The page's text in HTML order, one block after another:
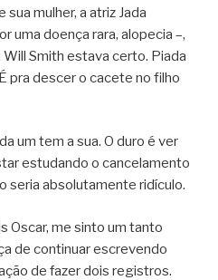
mulher, a atriz Jada
uma doença rara, alopecia –,
Smith estava certo. Piada
pra descer o cacete no filho
um tem a sua. O duro é ver
estudando o cancelamento
seria absolutamente ridículo.
Oscar, me sinto um tanto
de continuar escrevendo
de fazer dois registros.